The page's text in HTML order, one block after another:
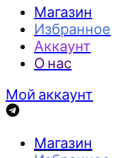
Магазин
Избранное
Аккаунт
О нас
Мой аккаунт
Магазин